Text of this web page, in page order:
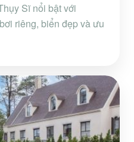
Sĩ nổi bật với
riêng, biển đẹp và ưu